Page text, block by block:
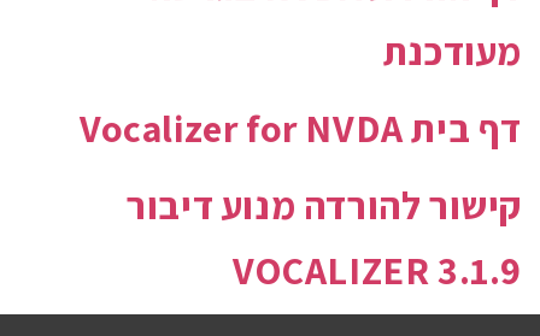
מעודכנת
דף בית Vocalizer for NVDA
קישור להורדה מנוע דיבור
VOCALIZER 3.1.9